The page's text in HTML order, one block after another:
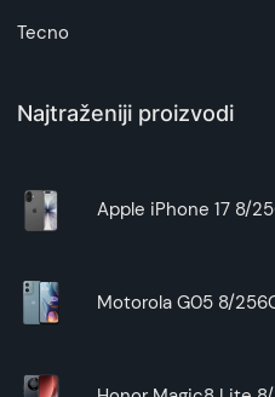
Tecno
Najtraženiji proizvodi
Apple iPhone 17 8/
Motorola G05 8/